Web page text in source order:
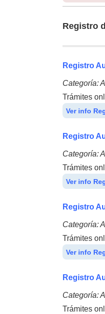
Registro
Registro
Categoría:
Trámites
Ver info
Registro
Categoría:
Trámites
Ver info
Registro
Categoría:
Trámites
Ver info
Registro
Categoría:
Trámites